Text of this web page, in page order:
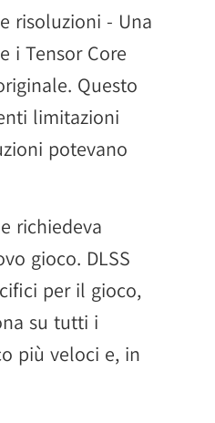
risoluzioni - Una
i Tensor Core
Questo
limitazioni
potevano
richiedeva
gioco. DLSS
per il gioco,
su tutti i
più veloci e, in